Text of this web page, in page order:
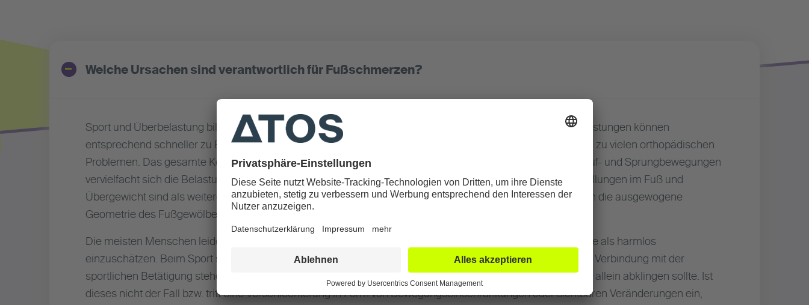
Welche Ursachen sind verantwortlich für Fußschmerzen?
Sport und Überbelastung bilden häufig die Ursache für Fußschmerzen. Einseitige und wiederkehrende Belastungen können
entsprechend schneller zu Beschwerden führen. Genau betrachtet führt der aufrechte Gang des Menschen zu vielen orthopädischen
Problemen. Das gesamte Körpergewicht muss von zwei eher kleinen Körperteilen getragen werden. Bei Lauf- und Sprungbewegungen
vervielfacht sich die Belastung für die Fußgelenke auf ein Mehrfaches des eigenen Körpergewichts. Fehlstellungen im Fuß und
Übergewicht sind als weitere Faktoren für Fußschmerzen zu nennen. Unentdeckte Fußfehlstellungen stören die ausgewogene
Geometrie des Fußgewölbes und führen in der Folge zu Beschwerden und Einschränkungen.
Die meisten Menschen leiden zu einem Zeitpunkt des Lebens einmal unter Fußschmerzen. Zumeist sind sie als harmlos
einzuschätzen. Beim Sport sollten Wiedereinsteiger und Trainingsanfänger prüfen, ob die Fußschmerzen in Verbindung mit der
sportlichen Betätigung stehen könnten. Als Faustformel gilt, dass der Schmerz innerhalb von drei Tagen von allein abklingen sollte. Ist
dieses nicht der Fall bzw. tritt eine Verschlechterung in Form von Bewegungseinschränkungen oder sichtbaren Veränderungen ein,